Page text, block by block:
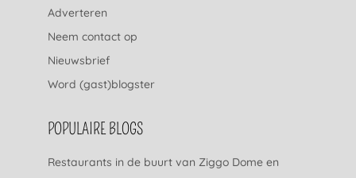
Adverteren
Neem contact op
Nieuwsbrief
Word (gast)blogster
POPULAIRE BLOGS
Restaurants in de buurt van Ziggo Dome en